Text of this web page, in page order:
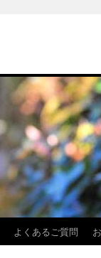
よくあるご質問